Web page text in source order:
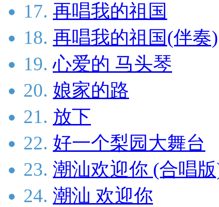
17. 再唱我的祖国
18. 再唱我的祖国(伴奏)
19. 心爱的 马头琴
20. 娘家的路
21. 放下
22. 好一个梨园大舞台
23. 潮汕欢迎你 (合唱
24. 潮汕 欢迎你